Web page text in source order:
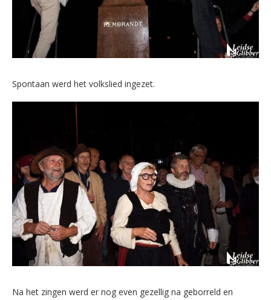
Spontaan werd het volkslied ingezet.
Na het zingen werd er nog even gezellig na geborreld en